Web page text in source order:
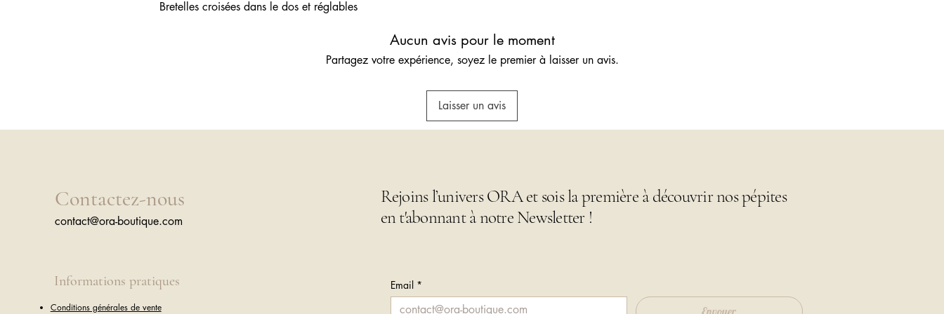
Bretelles croisées dans le dos et réglables
Aucun avis pour le moment
Partagez votre expérience, soyez le premier à laisser un avis.
Laisser un avis
Contactez-nous
contact@ora-boutique.com
Informations pratiques
Conditions générales de vente
Rejoins l’univers ORA et sois la première à découvrir nos pépites
en t'abonnant à notre Newsletter !
Email *
Envoyer